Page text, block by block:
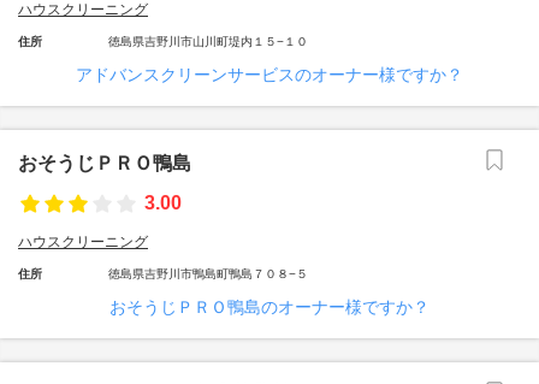
ハウスクリーニング
住所 徳島県吉野川市山川町堤内１５−１０
アドバンスクリーンサービスのオーナー様ですか？
おそうじＰＲＯ鴨島
3.00
ハウスクリーニング
住所 徳島県吉野川市鴨島町鴨島７０８−５
おそうじＰＲＯ鴨島のオーナー様ですか？